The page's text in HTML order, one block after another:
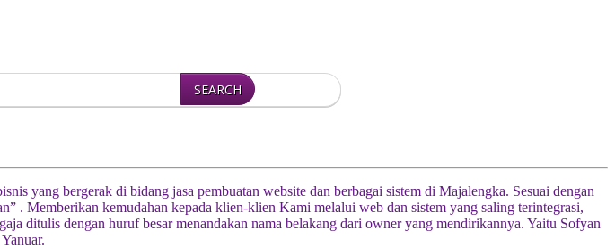
yang bergerak di bidang jasa pembuatan website dan berbagai sistem di Majalengka. Sesuai dengan
. Memberikan kemudahan kepada klien-klien Kami melalui web dan sistem yang saling terintegrasi,
ditulis dengan huruf besar menandakan nama belakang dari owner yang mendirikannya. Yaitu Sofyan